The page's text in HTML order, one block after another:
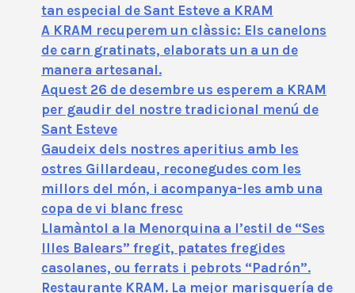
tan especial de Sant Esteve a KRAM
A KRAM recuperem un clàssic: Els canelons
de carn gratinats, elaborats un a un de
manera artesanal.
Aquest 26 de desembre us esperem a KRAM
per gaudir del nostre tradicional menú de
Sant Esteve
Gaudeix dels nostres aperitius amb les
ostres Gillardeau, reconegudes com les
millors del món, i acompanya-les amb una
copa de vi blanc fresc
Llamàntol a la Menorquina a l’estil de “Ses
Illes Balears” fregit, patates fregides
casolanes, ou ferrats i pebrots “Padrón”.
Restaurante KRAM. La mejor marisquería de